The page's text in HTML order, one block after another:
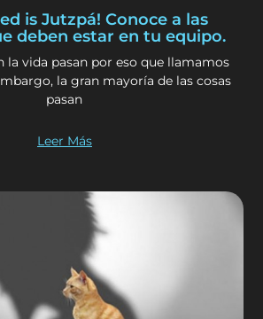
is Jutzpá! Conoce a las
deben estar en tu equipo.
la vida pasan por eso que llamamos
la gran mayoría de las cosas
pasan
Leer Más